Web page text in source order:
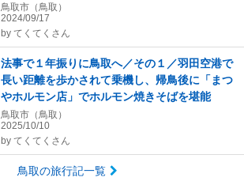
鳥取市（鳥取）
2024/09/17
by てくてくさん
法事で１年振りに鳥取へ／その１／羽田空港で
長い距離を歩かされて乗機し、帰鳥後に「まつ
やホルモン店」でホルモン焼きそばを堪能
鳥取市（鳥取）
2025/10/10
by てくてくさん
鳥取の旅行記一覧